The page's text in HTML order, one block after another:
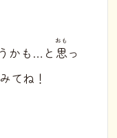
うかも…と 思
おも
っ
てね！